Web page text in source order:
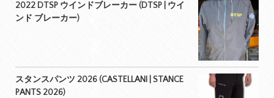
2022 DTSP ウインドブレーカー (DTSP | ウイ
ンド ブレーカー)
スタンスパンツ 2026 (CASTELLANI | STANCE
PANTS 2026)